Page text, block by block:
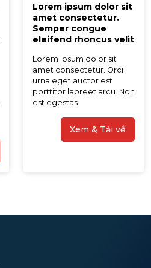
Lorem ipsum dolor sit
amet consectetur.
Semper congue
eleifend rhoncus velit
Lorem ipsum dolor sit
amet consectetur. Orci
urna eget auctor est
porttitor laoreet arcu. Non
est egestas
Xem & Tải về